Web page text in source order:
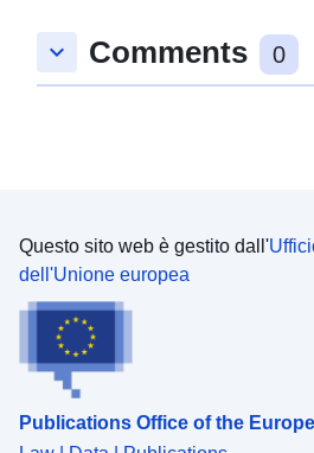
keyboard_arrow_down Comments 0
Questo sito web è gestito dall'
dell'Unione europea
Publications Office of the